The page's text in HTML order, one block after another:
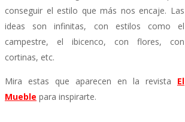
conseguir el estilo que más nos encaje. Las
ideas son infinitas, con estilos como el
campestre, el ibicenco, con flores, con
cortinas, etc.
Mira estas que aparecen en la revista El
Mueble para inspirarte.